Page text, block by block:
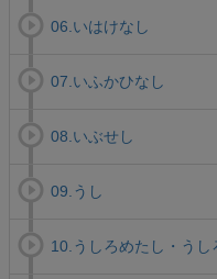
06.いはけなし
07.いふかひなし
08.いぶせし
09.うし
10.うしろめたし・う